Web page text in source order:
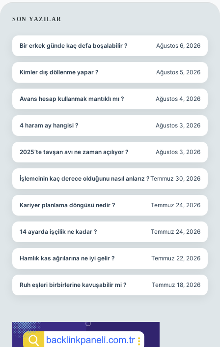
SIDEBAR
SON YAZILAR
Bir erkek günde kaç defa boşalabilir ? Ağustos 6, 2026
Kimler dış döllenme yapar ? Ağustos 5, 2026
Avans hesap kullanmak mantıklı mı ? Ağustos 4, 2026
4 haram ay hangisi ? Ağustos 3, 2026
2025’te tavşan avı ne zaman açılıyor ? Ağustos 3, 2026
İşlemcinin kaç derece olduğunu nasıl anlarız ?Temmuz 30, 2026
Kariyer planlama döngüsü nedir ? Temmuz 24, 2026
14 ayarda işçilik ne kadar ? Temmuz 24, 2026
Hamlık kas ağrılarına ne iyi gelir ? Temmuz 22, 2026
Ruh eşleri birbirlerine kavuşabilir mi ? Temmuz 18, 2026